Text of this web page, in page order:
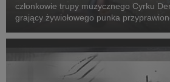
członkowie trupy muzycznego Cyrku
grający żywiołowego punka